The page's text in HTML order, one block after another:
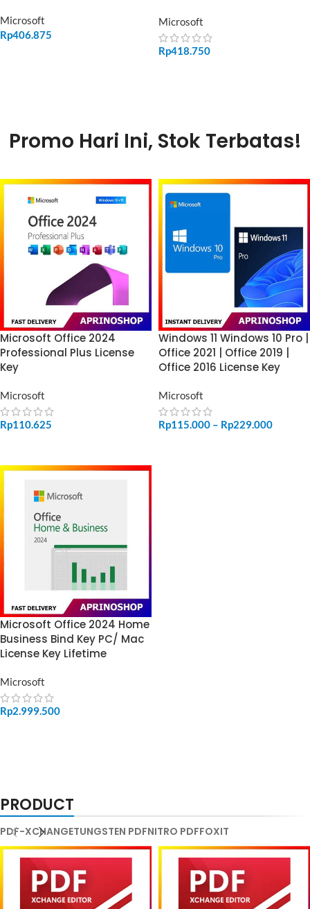
Microsoft
Rp406.875
Microsoft
Rp418.750
Promo Hari Ini, Stok Terbatas!
Microsoft Office 2024
Professional Plus License
Key
Microsoft
Rp110.625
Windows 11 Windows 10 Pro |
Office 2021 | Office 2019 |
Office 2016 License Key
Microsoft
Rp115.000 – Rp229.000
Microsoft Office 2024 Home
Business Bind Key PC/ Mac
License Key Lifetime
Microsoft
Rp2.999.500
PRODUCT
PDF-XCHANGETUNGSTEN PDFNITRO PDFFOXIT